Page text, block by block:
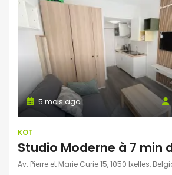
5 mois ago
KOT
Studio Moderne à 7 min
Av. Pierre et Marie Curie 15, 1050 Ixelles,